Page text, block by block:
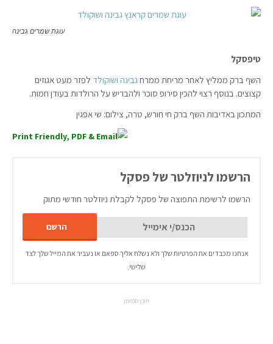
עוגת שמרים גבינה
טיפסקל
השף ברק ממליץ לאחר מריחת ממרחגבינה ושוקולד לפזר מעט אגוזים
קצוצים. בנוסף רצוי להכין סירופ סוכר ולהבריש על הרולדות בעודן חמות.
המתכון באדיבות השף ברק חי חורש, טרה, צילום: שי אפגין
הרשמו לניוזלטר של פסקל
הרשמו לרשימת התפוצה של פסקל לקבלת ניוזלטר חודשי מתוק
אנחנו מכבדים את הפרטיות שלך ולא נשלח אליך ספאם או נעביר את המייל שלך לצד
שלישי.
תוכן ממומן